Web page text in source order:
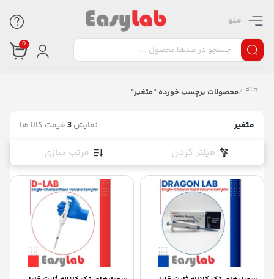
منو
0
خانه /محصولات برچسب خورده “متغیر”
متغیر نمایش3قیمت کالا ها
فیلتر کردن مرتب سازی